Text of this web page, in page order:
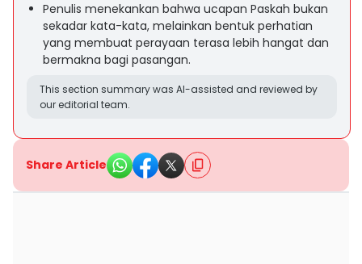
Penulis menekankan bahwa ucapan Paskah bukan
sekadar kata-kata, melainkan bentuk perhatian
yang membuat perayaan terasa lebih hangat dan
bermakna bagi pasangan.
This section summary was AI-assisted and reviewed by
our editorial team.
Share Article